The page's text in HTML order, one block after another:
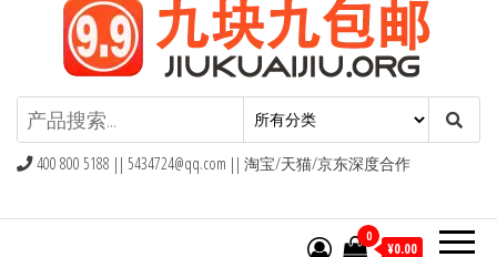
九块九包邮,9块9包邮,9.9元包邮,九
块九官网
400 800 5188 || 5434724@qq.com || 淘宝/天猫/京东深度合作
0
¥0.00